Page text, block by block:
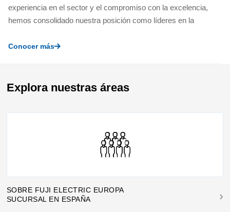
experiencia en el sector y el compromiso con la excelencia,
hemos consolidado nuestra posición como líderes en la
FRENIC-lift ha sido diseñado para dar solución a cada una
BOMBEO SOLAR:Soluciones innovadoras para el
Sistemas 3 en 1 que integran variador, controlador y
renovable. La alternativa sostenible y eficiente para
agricultura, ganadería y comunidades rurales.
En España desde 1997
Conocer más
Explora nuestras áreas
SOBRE FUJI ELECTRIC EUROPA
SUCURSAL EN ESPAÑA